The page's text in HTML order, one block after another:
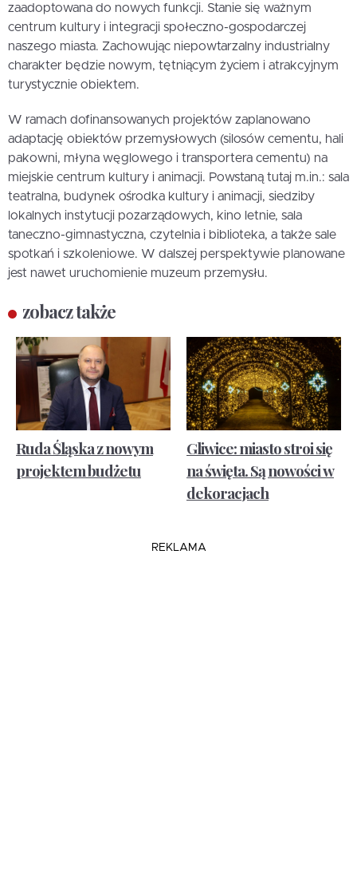
zaadoptowana do nowych funkcji. Stanie się ważnym
centrum kultury i integracji społeczno-gospodarczej
naszego miasta. Zachowując niepowtarzalny industrialny
charakter będzie nowym, tętniącym życiem i atrakcyjnym
turystycznie obiektem.
W ramach dofinansowanych projektów zaplanowano
adaptację obiektów przemysłowych (silosów cementu, hali
pakowni, młyna węglowego i transportera cementu) na
miejskie centrum kultury i animacji. Powstaną tutaj m.in.: sala
teatralna, budynek ośrodka kultury i animacji, siedziby
lokalnych instytucji pozarządowych, kino letnie, sala
taneczno-gimnastyczna, czytelnia i biblioteka, a także sale
spotkań i szkoleniowe. W dalszej perspektywie planowane
jest nawet uruchomienie muzeum przemysłu.
zobacz także
Ruda Śląska z nowym
projektem budżetu
Gliwice: miasto stroi się
na święta. Są nowości w
dekoracjach
REKLAMA